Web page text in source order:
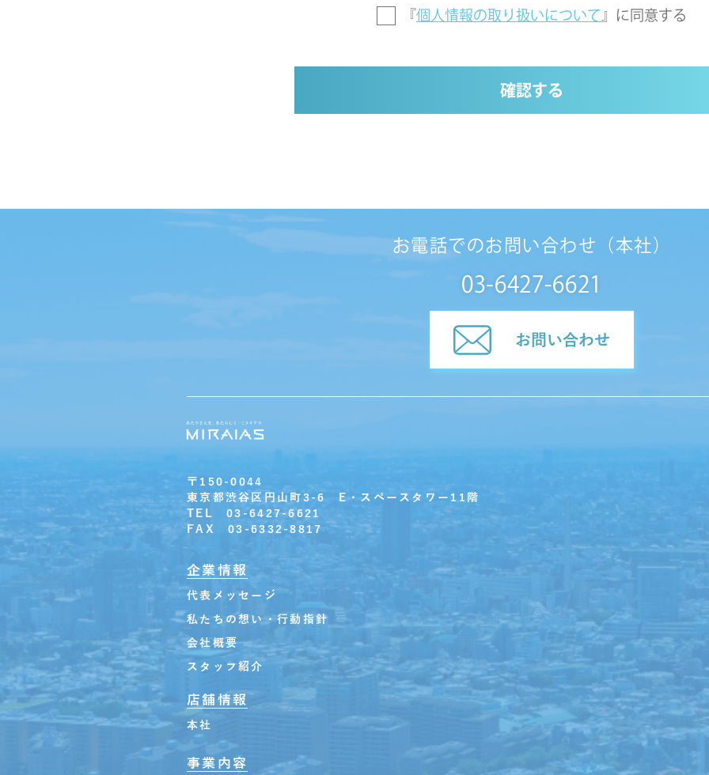
『個人情報の取り扱いについて 』に 同意する
確認する
お電話でのお問い合わせ（本社）
03-6427-6621
お問い合わせ
〒150-0044
東京都渋谷区円山町3-6 E・スペースタワー11階
TEL 03-6427-6621
FAX 03-6332-8817
企業情報
代表メッセージ
私たちの想い・行動指針
会社概要
スタッフ紹介
店舗情報
本社
事業内容